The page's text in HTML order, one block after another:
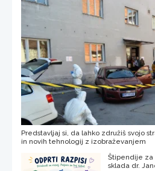
Predstavljaj si, da lahko združiš svojo
in novih tehnologij z izobraževanjem
Štipendije
sklada dr.